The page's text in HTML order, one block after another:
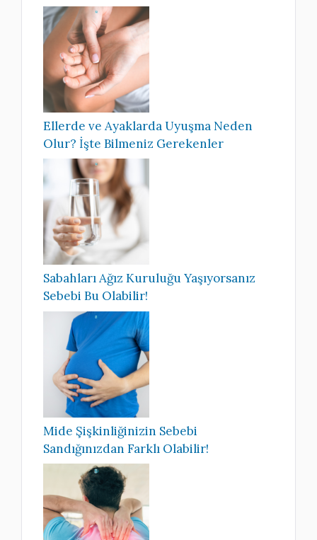
Ellerde ve Ayaklarda Uyuşma Neden
Olur? İşte Bilmeniz Gerekenler
Sabahları Ağız Kuruluğu Yaşıyorsanız
Sebebi Bu Olabilir!
Mide Şişkinliğinizin Sebebi
Sandığınızdan Farklı Olabilir!